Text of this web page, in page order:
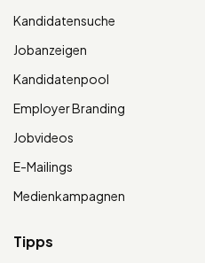
Kandidatensuche
Jobanzeigen
Kandidatenpool
Employer Branding
Jobvideos
E-Mailings
Medienkampagnen
Tipps